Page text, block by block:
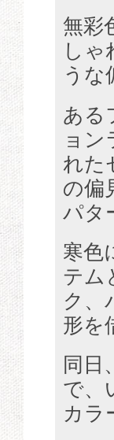
無彩
しゃ
うな
ある
ョ
れた
の偏
パタ
寒色
テム
ク、
形を
同日
で、
カラ